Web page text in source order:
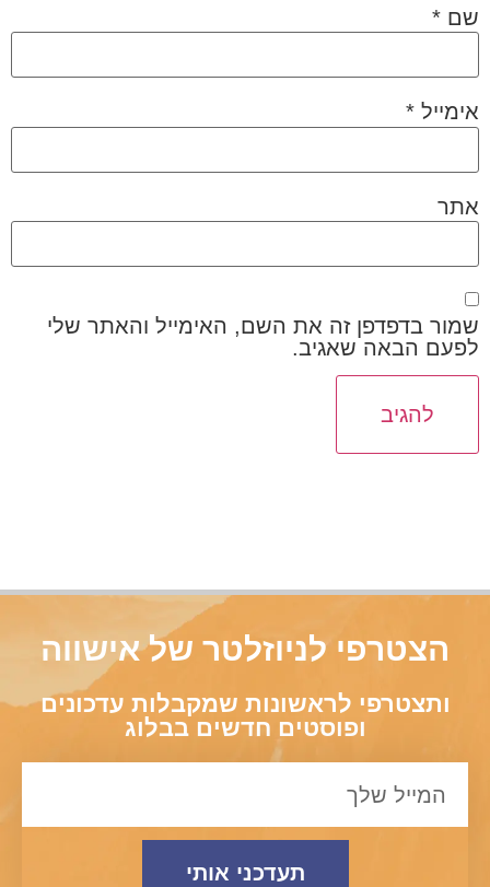
שם *
אימייל *
אתר
שמור בדפדפן זה את השם, האימייל והאתר שלי
לפעם הבאה שאגיב.
הצטרפי לניוזלטר של אישווה
ותצטרפי לראשונות שמקבלות עדכונים
ופוסטים חדשים בבלוג
תעדכני אותי